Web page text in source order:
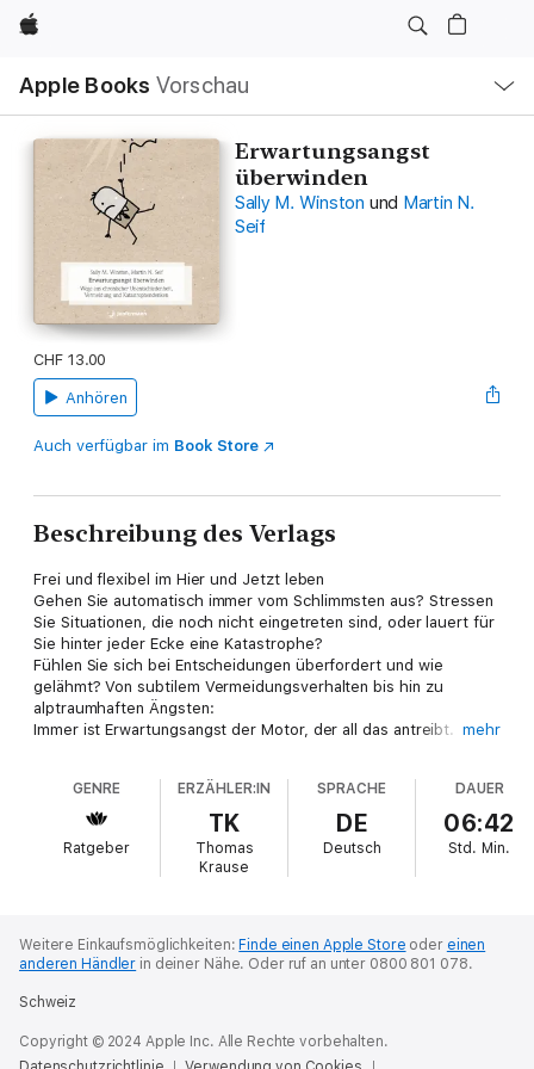
Apple
Apple Books Vorschau
Navigation
Menü
öffnen
Erwartungsangst
überwinden
Sally M. Winston und Martin N.
Seif
CHF 13.00
Anhören
Auch verfügbar im Book Store
Beschreibung des Verlags
Frei und flexibel im Hier und Jetzt leben
Gehen Sie automatisch immer vom Schlimmsten aus? Stressen
Sie Situationen, die noch nicht eingetreten sind, oder lauert für
Sie hinter jeder Ecke eine Katastrophe?
Fühlen Sie sich bei Entscheidungen überfordert und wie
gelähmt? Von subtilem Vermeidungsverhalten bis hin zu
alptraumhaften Ängsten:
Immer ist Erwartungsangst der Motor, der all das antreibt.
Man fürchtet, dass einen etwas, vor dem man Angst hat,
tatsächlich ängstigen könnte.
Das Ergebnis: Man tut überhaupt nichts mehr. Betroffene
lernen in diesem Buch, wie und warum sie derart ausgebremst
werden und wie sie den Weg in ein flexibleres und
mehr
GENRE
Ratgeber
ERZÄHLER:IN
TK
Thomas
Krause
SPRACHE
DE
Deutsch
DAUER
06:42
Std. Min.
Weitere Einkaufsmöglichkeiten:Finde einen Apple Store oder einen
anderen Händler in deiner Nähe. Oder ruf an unter 0800 801 078.
Schweiz
Copyright © 2024 Apple Inc. Alle Rechte vorbehalten.